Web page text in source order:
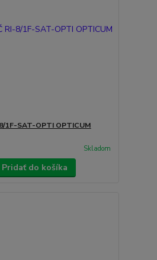
1F-SAT-OPTI OPTICUM
Skladom
Pridať do košíka